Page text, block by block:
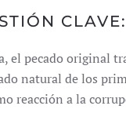
el pecado original
natural de los
reacción a la